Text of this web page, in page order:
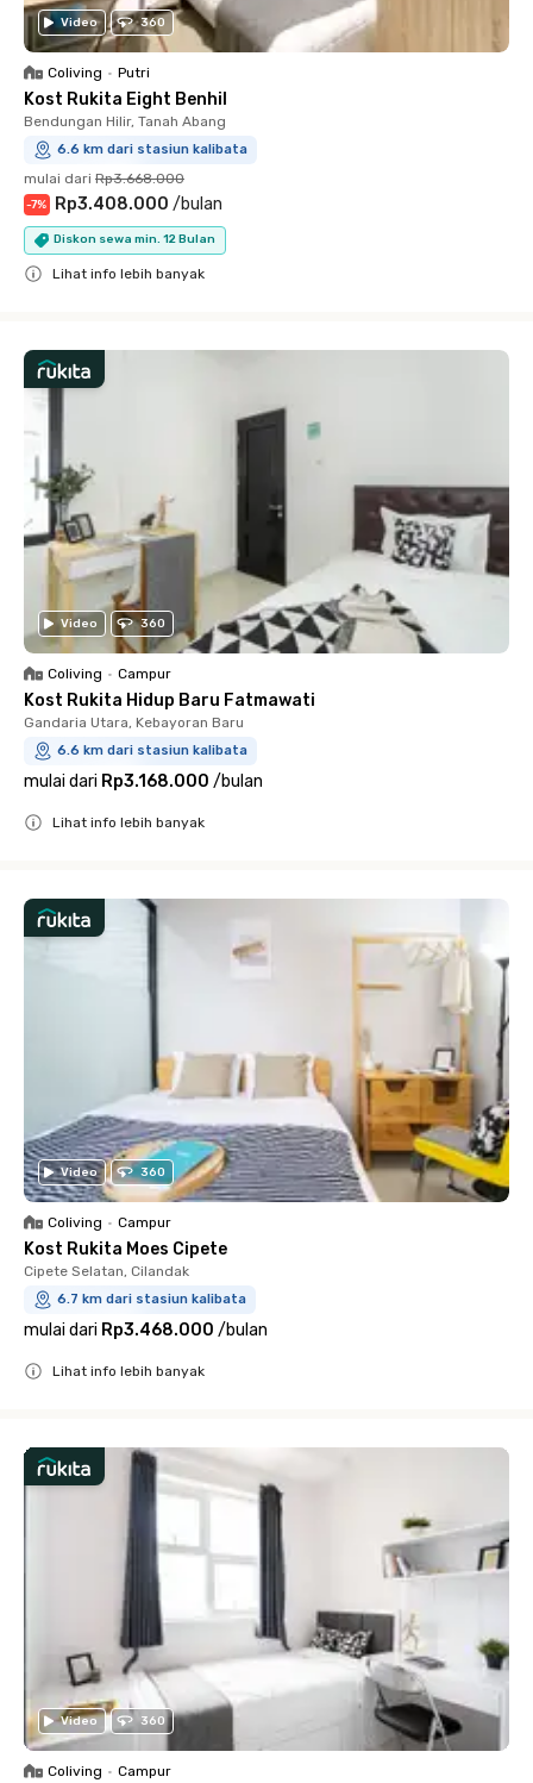
Video 360
Coliving • Putri
Kost Rukita Eight Benhil
Bendungan Hilir, Tanah Abang
6.6 km dari stasiun kalibata
mulai dari Rp3.668.000
-7% Rp3.408.000 /bulan
Diskon sewa min. 12 Bulan
Lihat info lebih banyak
Video 360
Coliving • Campur
Kost Rukita Hidup Baru Fatmawati
Gandaria Utara, Kebayoran Baru
6.6 km dari stasiun kalibata
mulai dari Rp3.168.000 /bulan
Lihat info lebih banyak
Video 360
Coliving • Campur
Kost Rukita Moes Cipete
Cipete Selatan, Cilandak
6.7 km dari stasiun kalibata
mulai dari Rp3.468.000 /bulan
Lihat info lebih banyak
Video 360
Coliving • Campur